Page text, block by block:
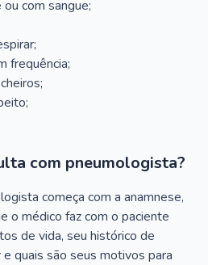
com sangue;
frequência;
com pneumologista?
começa com a anamnese,
o médico faz com o paciente
de vida, seu histórico de
quais são seus motivos para